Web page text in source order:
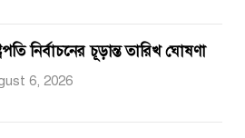
নির্বাচনের চূড়ান্ত তারিখ ঘোষণা
6, 2026